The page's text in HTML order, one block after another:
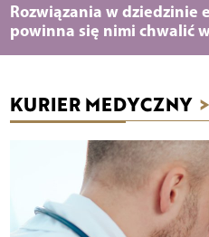
Rozwiązania w dziedzinie
powinna się nimi chwalić
KURIER MEDYCZNY >